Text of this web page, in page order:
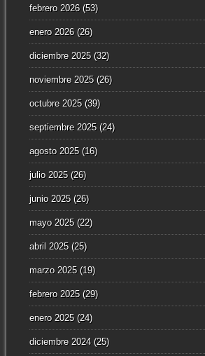
febrero 2026(53)
enero 2026(26)
diciembre 2025(32)
noviembre 2025(26)
octubre 2025(39)
septiembre 2025(24)
agosto 2025(16)
julio 2025(26)
junio 2025(26)
mayo 2025(22)
abril 2025(25)
marzo 2025(19)
febrero 2025(29)
enero 2025(24)
diciembre 2024(25)